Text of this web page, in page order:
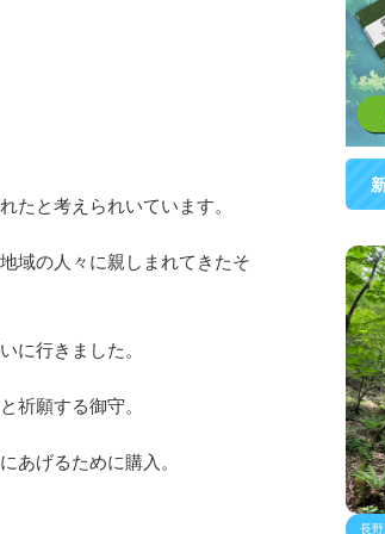
たと考えられいています。
域の人々に親しまれてきたそ
に行きました。
祈願する御守。
あげるために購入。
長